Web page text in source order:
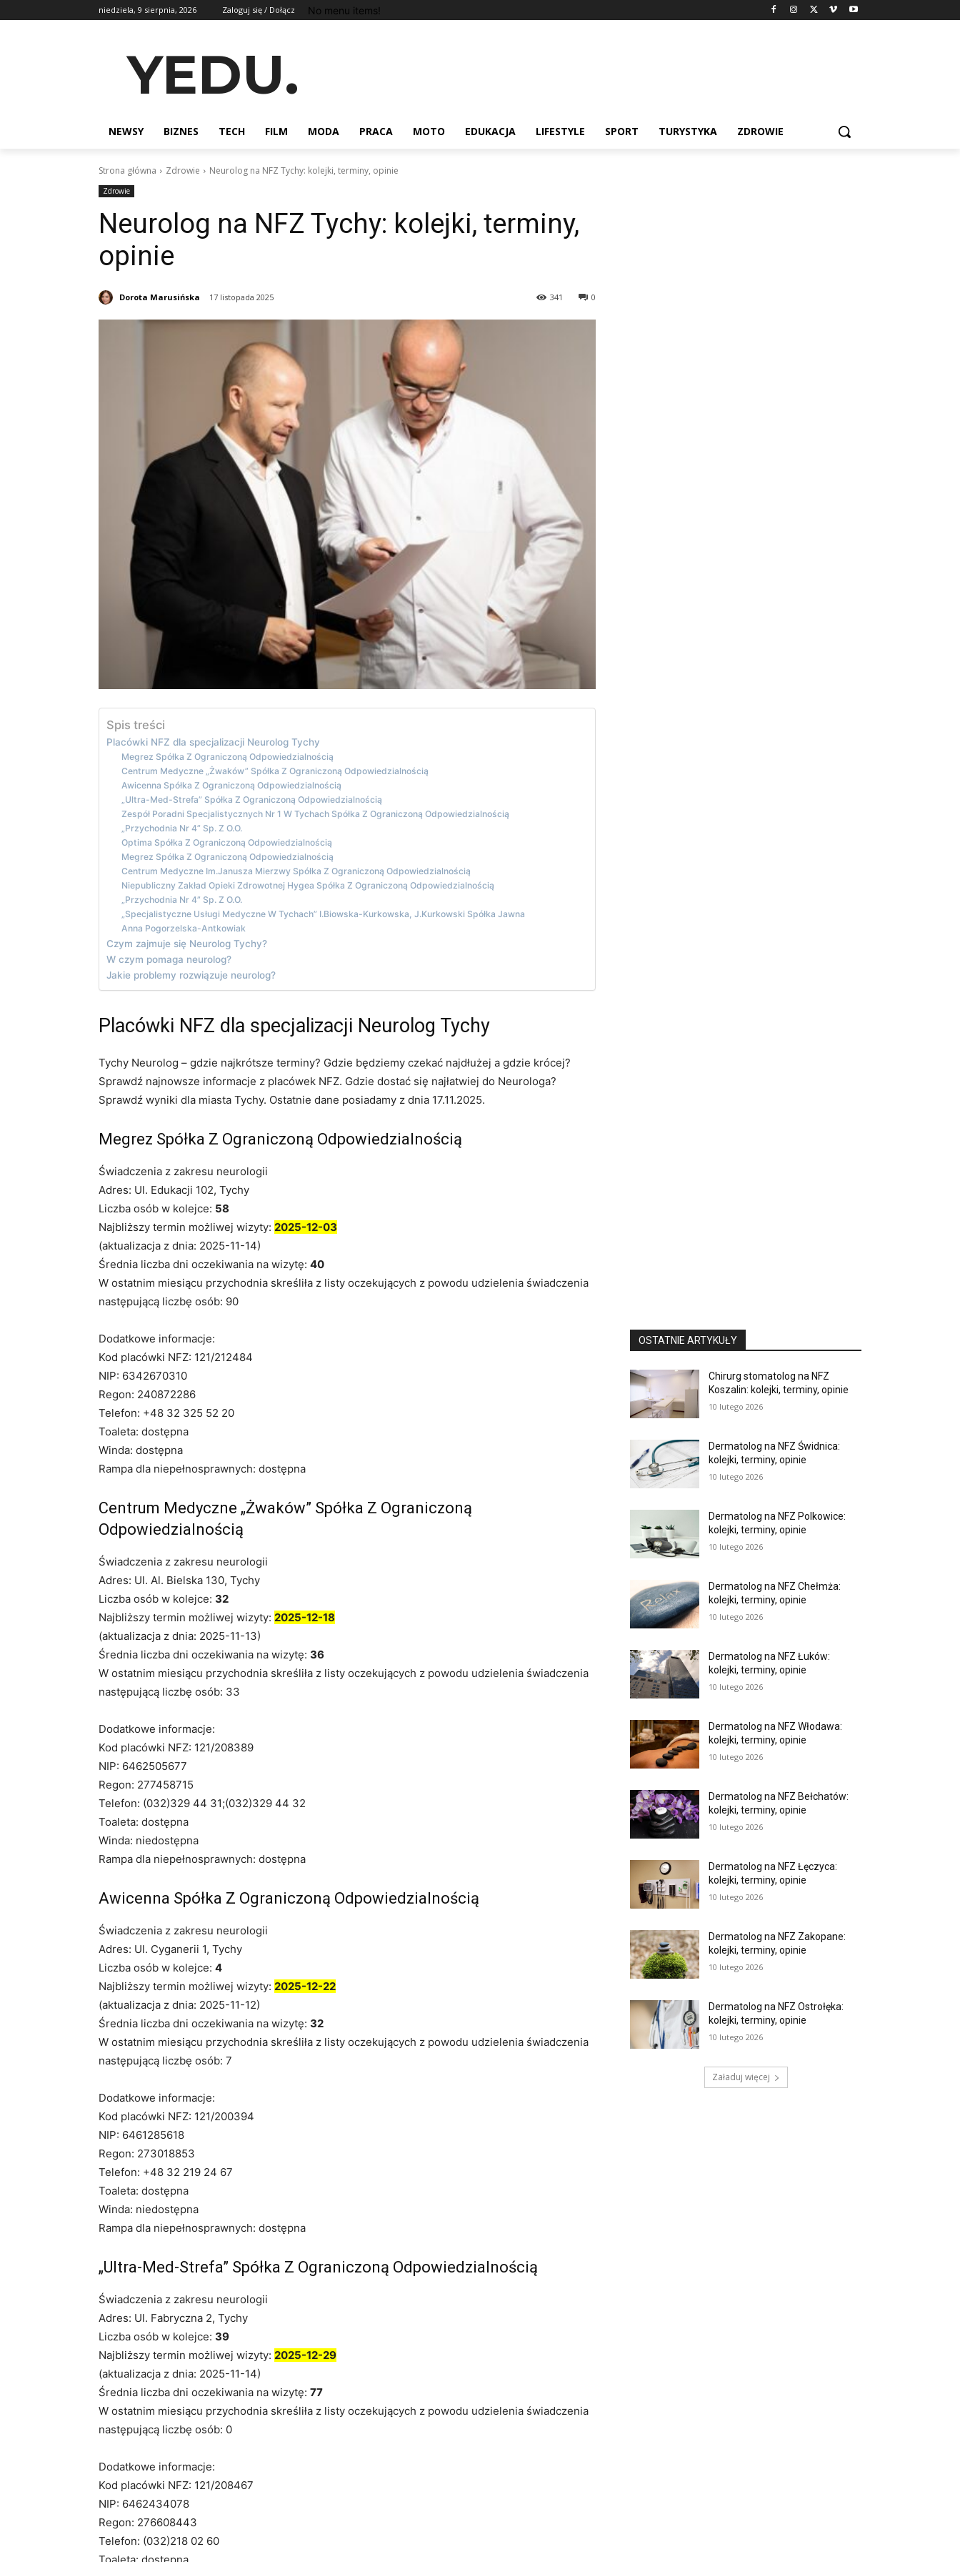
niedziela, 9 sierpnia, 2026 Zaloguj się / Dołącz No menu items!
YEDU.
NEWSY BIZNES TECH FILM MODA PRACA MOTO EDUKACJA LIFESTYLE SPORT TURYSTYKA ZDROWIE
Strona główna Zdrowie Neurolog na NFZ Tychy: kolejki, terminy, opinie
Zdrowie
Neurolog na NFZ Tychy: kolejki, terminy,
opinie
Dorota Marusińska 17 listopada 2025 0
341
Spis treści
Placówki NFZ dla specjalizacji Neurolog Tychy
Megrez Spółka Z Ograniczoną Odpowiedzialnością
Centrum Medyczne „Żwaków” Spółka Z Ograniczoną Odpowiedzialnością
Awicenna Spółka Z Ograniczoną Odpowiedzialnością
„Ultra-Med-Strefa” Spółka Z Ograniczoną Odpowiedzialnością
Zespół Poradni Specjalistycznych Nr 1 W Tychach Spółka Z Ograniczoną Odpowiedzialnością
„Przychodnia Nr 4” Sp. Z O.O.
Optima Spółka Z Ograniczoną Odpowiedzialnością
Megrez Spółka Z Ograniczoną Odpowiedzialnością
Centrum Medyczne Im.Janusza Mierzwy Spółka Z Ograniczoną Odpowiedzialnością
Niepubliczny Zakład Opieki Zdrowotnej Hygea Spółka Z Ograniczoną Odpowiedzialnością
„Przychodnia Nr 4” Sp. Z O.O.
„Specjalistyczne Usługi Medyczne W Tychach” I.Biowska-Kurkowska, J.Kurkowski Spółka Jawna
Anna Pogorzelska-Antkowiak
Czym zajmuje się Neurolog Tychy?
W czym pomaga neurolog?
Jakie problemy rozwiązuje neurolog?
Placówki NFZ dla specjalizacji Neurolog Tychy
Tychy Neurolog – gdzie najkrótsze terminy? Gdzie będziemy czekać najdłużej a gdzie krócej?
Sprawdź najnowsze informacje z placówek NFZ. Gdzie dostać się najłatwiej do Neurologa?
Sprawdź wyniki dla miasta Tychy. Ostatnie dane posiadamy z dnia 17.11.2025.
Megrez Spółka Z Ograniczoną Odpowiedzialnością
Świadczenia z zakresu neurologii
Adres: Ul. Edukacji 102, Tychy
Liczba osób w kolejce: 58
Najbliższy termin możliwej wizyty: 2025-12-03
(aktualizacja z dnia: 2025-11-14)
Średnia liczba dni oczekiwania na wizytę: 40
W ostatnim miesiącu przychodnia skreśliła z listy oczekujących z powodu udzielenia świadczenia
następującą liczbę osób: 90
Dodatkowe informacje:
Kod placówki NFZ: 121/212484
NIP: 6342670310
Regon: 240872286
Telefon: +48 32 325 52 20
Toaleta: dostępna
Winda: dostępna
Rampa dla niepełnosprawnych: dostępna
Centrum Medyczne „Żwaków” Spółka Z Ograniczoną
Odpowiedzialnością
Świadczenia z zakresu neurologii
Adres: Ul. Al. Bielska 130, Tychy
Liczba osób w kolejce: 32
Najbliższy termin możliwej wizyty: 2025-12-18
(aktualizacja z dnia: 2025-11-13)
Średnia liczba dni oczekiwania na wizytę: 36
W ostatnim miesiącu przychodnia skreśliła z listy oczekujących z powodu udzielenia świadczenia
następującą liczbę osób: 33
Dodatkowe informacje:
Kod placówki NFZ: 121/208389
NIP: 6462505677
Regon: 277458715
Telefon: (032)329 44 31;(032)329 44 32
Toaleta: dostępna
Winda: niedostępna
Rampa dla niepełnosprawnych: dostępna
Awicenna Spółka Z Ograniczoną Odpowiedzialnością
Świadczenia z zakresu neurologii
Adres: Ul. Cyganerii 1, Tychy
Liczba osób w kolejce: 4
Najbliższy termin możliwej wizyty: 2025-12-22
(aktualizacja z dnia: 2025-11-12)
Średnia liczba dni oczekiwania na wizytę: 32
W ostatnim miesiącu przychodnia skreśliła z listy oczekujących z powodu udzielenia świadczenia
następującą liczbę osób: 7
Dodatkowe informacje:
Kod placówki NFZ: 121/200394
NIP: 6461285618
Regon: 273018853
Telefon: +48 32 219 24 67
Toaleta: dostępna
Winda: niedostępna
Rampa dla niepełnosprawnych: dostępna
„Ultra-Med-Strefa” Spółka Z Ograniczoną Odpowiedzialnością
Świadczenia z zakresu neurologii
Adres: Ul. Fabryczna 2, Tychy
Liczba osób w kolejce: 39
Najbliższy termin możliwej wizyty: 2025-12-29
(aktualizacja z dnia: 2025-11-14)
Średnia liczba dni oczekiwania na wizytę: 77
W ostatnim miesiącu przychodnia skreśliła z listy oczekujących z powodu udzielenia świadczenia
następującą liczbę osób: 0
Dodatkowe informacje:
Kod placówki NFZ: 121/208467
NIP: 6462434078
Regon: 276608443
Telefon: (032)218 02 60
Toaleta: dostępna
OSTATNIE ARTYKUŁY
Chirurg stomatolog na NFZ
Koszalin: kolejki, terminy, opinie
10 lutego 2026
Dermatolog na NFZ Świdnica:
kolejki, terminy, opinie
10 lutego 2026
Dermatolog na NFZ Polkowice:
kolejki, terminy, opinie
10 lutego 2026
Dermatolog na NFZ Chełmża:
kolejki, terminy, opinie
10 lutego 2026
Dermatolog na NFZ Łuków:
kolejki, terminy, opinie
10 lutego 2026
Dermatolog na NFZ Włodawa:
kolejki, terminy, opinie
10 lutego 2026
Dermatolog na NFZ Bełchatów:
kolejki, terminy, opinie
10 lutego 2026
Dermatolog na NFZ Łęczyca:
kolejki, terminy, opinie
10 lutego 2026
Dermatolog na NFZ Zakopane:
kolejki, terminy, opinie
10 lutego 2026
Dermatolog na NFZ Ostrołęka:
kolejki, terminy, opinie
10 lutego 2026
Załaduj więcej